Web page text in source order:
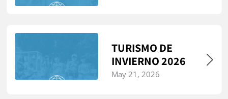
TURISMO DE
INVIERNO 2026
May 21, 2026